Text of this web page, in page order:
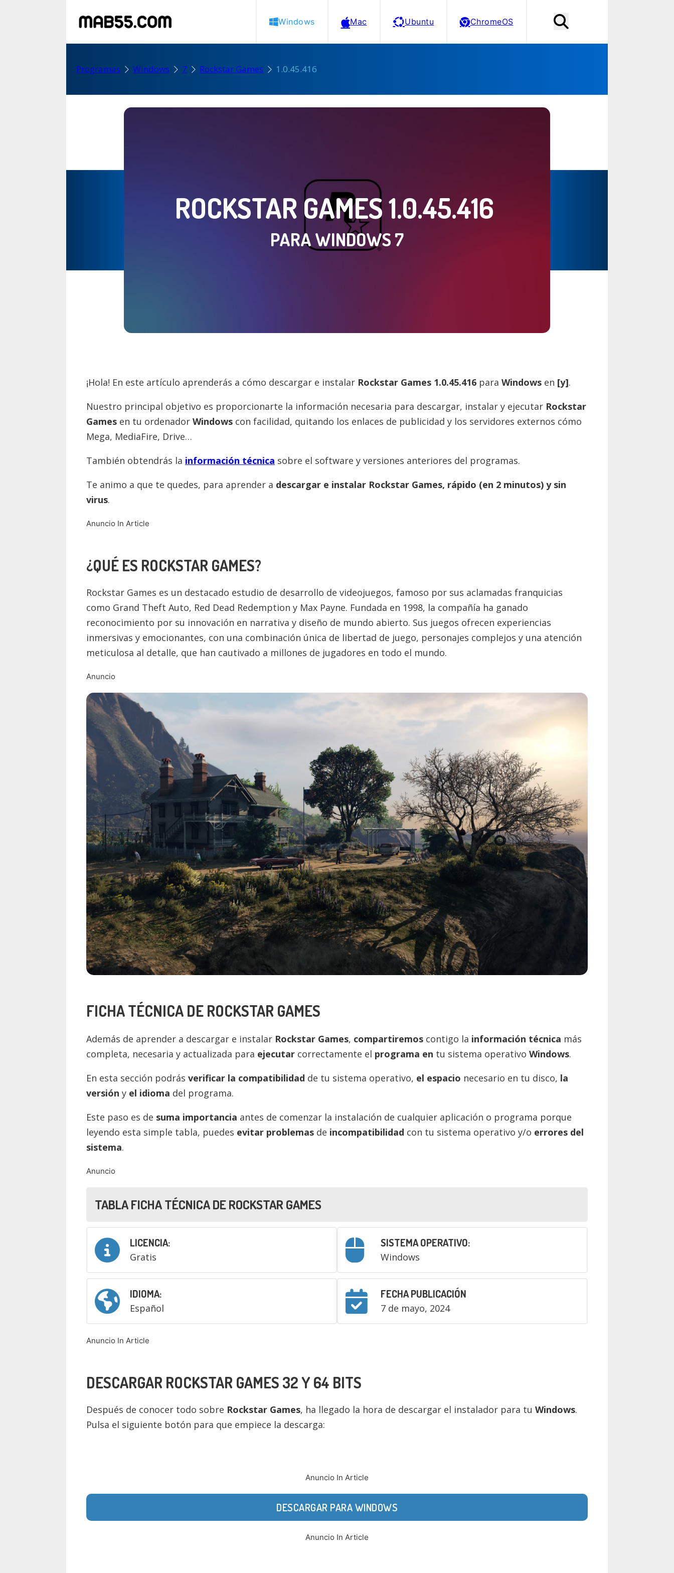
Windows Mac Ubuntu ChromeOS
Programas Windows 7 Rockstar Games 1.0.45.416
ROCKSTAR GAMES 1.0.45.416
PARA WINDOWS 7
¡Hola! En este artículo aprenderás a cómo descargar e instalar Rockstar Games 1.0.45.416 para Windows en [y].
Nuestro principal objetivo es proporcionarte la información necesaria para descargar, instalar y ejecutar Rockstar
Games en tu ordenador Windows con facilidad, quitando los enlaces de publicidad y los servidores externos cómo
Mega, MediaFire, Drive…
También obtendrás la información técnica sobre el software y versiones anteriores del programas.
Te animo a que te quedes, para aprender a descargar e instalar Rockstar Games, rápido (en 2 minutos) y sin
virus.
Anuncio In Article
¿QUÉ ES ROCKSTAR GAMES?
Rockstar Games es un destacado estudio de desarrollo de videojuegos, famoso por sus aclamadas franquicias
como Grand Theft Auto, Red Dead Redemption y Max Payne. Fundada en 1998, la compañía ha ganado
reconocimiento por su innovación en narrativa y diseño de mundo abierto. Sus juegos ofrecen experiencias
inmersivas y emocionantes, con una combinación única de libertad de juego, personajes complejos y una atención
meticulosa al detalle, que han cautivado a millones de jugadores en todo el mundo.
Anuncio
FICHA TÉCNICA DE ROCKSTAR GAMES
Además de aprender a descargar e instalar Rockstar Games, compartiremos contigo la información técnica más
completa, necesaria y actualizada para ejecutar correctamente el programa en tu sistema operativo Windows.
En esta sección podrás verificar la compatibilidad de tu sistema operativo, el espacio necesario en tu disco, la
versión y el idioma del programa.
Este paso es de suma importancia antes de comenzar la instalación de cualquier aplicación o programa porque
leyendo esta simple tabla, puedes evitar problemas de incompatibilidad con tu sistema operativo y/o errores del
sistema.
Anuncio
TABLA FICHA TÉCNICA DEROCKSTAR GAMES
LICENCIA:
Gratis
SISTEMA OPERATIVO:
Windows
IDIOMA:
Español
FECHA PUBLICACIÓN
7 de mayo, 2024
Anuncio In Article
DESCARGAR ROCKSTAR GAMES 32 Y 64 BITS
Después de conocer todo sobre Rockstar Games, ha llegado la hora de descargar el instalador para tu Windows.
Pulsa el siguiente botón para que empiece la descarga:
Anuncio In Article
DESCARGAR PARA WINDOWS
Anuncio In Article